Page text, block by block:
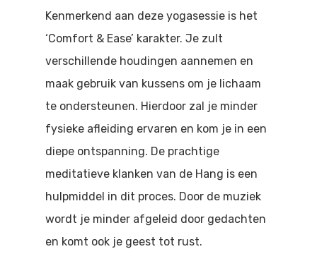
Kenmerkend aan deze yogasessie is het
‘Comfort & Ease’ karakter. Je zult
verschillende houdingen aannemen en
maak gebruik van kussens om je lichaam
te ondersteunen. Hierdoor zal je minder
fysieke afleiding ervaren en kom je in een
diepe ontspanning. De prachtige
meditatieve klanken van de Hang is een
hulpmiddel in dit proces. Door de muziek
wordt je minder afgeleid door gedachten
en komt ook je geest tot rust.
Bioscoop
Festivals En
Beeldende Kunst
Bibliotheek
Doen
Dans
Muziek
Theater
Toneel
Zang
Contact